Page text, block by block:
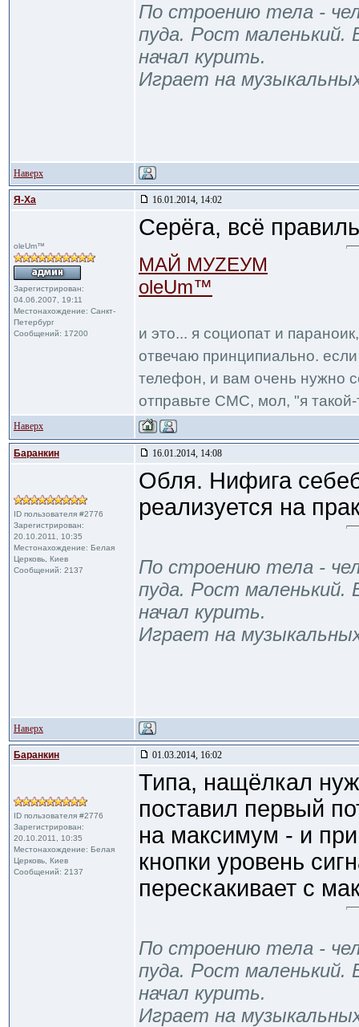
По строению тела -
пуда. Рост маленький.
начал курить.
Играет на
Наверх
Я-Ха 16.01.2014, 14:02
oleUm™
Зарегистрирован:
04.06.2007, 19:11
Местонахождение: Санкт-
Петербург
Сообщений: 17200
Серёга, всё
МАЙ МУZЕУМ
oleUm™
и это... я социопат и
отвечаю принципиально.
телефон, и вам очень нужно
отправьте СМС, мол, "я такой-
Наверх
Баранкин 16.01.2014, 14:08
ID пользователя #2776
Зарегистрирован:
20.10.2011, 10:35
Местонахождение: Белая
Церковь, Киев
Сообщений: 2137
Обля. Нифига
реализуется на
По строению тела -
пуда. Рост маленький.
начал курить.
Играет на
Наверх
Баранкин 01.03.2014, 16:02
ID пользователя #2776
Зарегистрирован:
20.10.2011, 10:35
Местонахождение: Белая
Церковь, Киев
Сообщений: 2137
Типа, нащёлкал
поставил первый
на максимум - и
кнопки уровень
перескакивает с
По строению тела -
пуда. Рост маленький.
начал курить.
Играет на